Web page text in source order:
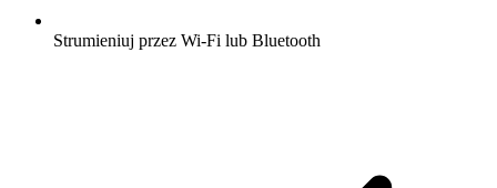
Strumieniuj przez Wi-Fi lub Bluetooth